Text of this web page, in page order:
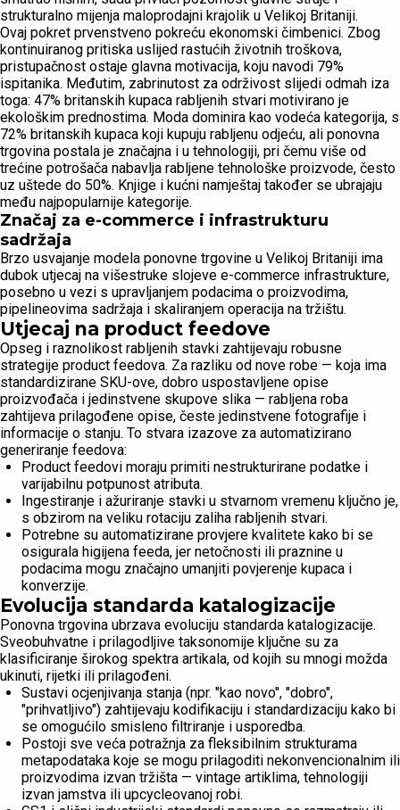
strukturalno mijenja maloprodajni krajolik u Velikoj Britaniji.
Ovaj pokret prvenstveno pokreću ekonomski čimbenici. Zbog
kontinuiranog pritiska uslijed rastućih životnih troškova,
pristupačnost ostaje glavna motivacija, koju navodi 79%
ispitanika. Međutim, zabrinutost za održivost slijedi odmah iza
toga: 47% britanskih kupaca rabljenih stvari motivirano je
ekološkim prednostima. Moda dominira kao vodeća kategorija, s
72% britanskih kupaca koji kupuju rabljenu odjeću, ali ponovna
trgovina postala je značajna i u tehnologiji, pri čemu više od
trećine potrošača nabavlja rabljene tehnološke proizvode, često
uz uštede do 50%. Knjige i kućni namještaj također se ubrajaju
među najpopularnije kategorije.
Značaj za e-commerce i infrastrukturu
sadržaja
Brzo usvajanje modela ponovne trgovine u Velikoj Britaniji ima
dubok utjecaj na višestruke slojeve e-commerce infrastrukture,
posebno u vezi s upravljanjem podacima o proizvodima,
pipelineovima sadržaja i skaliranjem operacija na tržištu.
Utjecaj na product feedove
Opseg i raznolikost rabljenih stavki zahtijevaju robusne
strategije product feedova. Za razliku od nove robe — koja ima
standardizirane SKU-ove, dobro uspostavljene opise
proizvođača i jedinstvene skupove slika — rabljena roba
zahtijeva prilagođene opise, česte jedinstvene fotografije i
informacije o stanju. To stvara izazove za automatizirano
generiranje feedova:
Product feedovi moraju primiti nestrukturirane podatke i
varijabilnu potpunost atributa.
Ingestiranje i ažuriranje stavki u stvarnom vremenu ključno je,
s obzirom na veliku rotaciju zaliha rabljenih stvari.
Potrebne su automatizirane provjere kvalitete kako bi se
osigurala higijena feeda, jer netočnosti ili praznine u
podacima mogu značajno umanjiti povjerenje kupaca i
konverzije.
Evolucija standarda katalogizacije
Ponovna trgovina ubrzava evoluciju standarda katalogizacije.
Sveobuhvatne i prilagodljive taksonomije ključne su za
klasificiranje širokog spektra artikala, od kojih su mnogi možda
ukinuti, rijetki ili prilagođeni.
Sustavi ocjenjivanja stanja (npr. "kao novo", "dobro",
"prihvatljivo") zahtijevaju kodifikaciju i standardizaciju kako bi
se omogućilo smisleno filtriranje i usporedba.
Postoji sve veća potražnja za fleksibilnim strukturama
metapodataka koje se mogu prilagoditi nekonvencionalnim ili
proizvodima izvan tržišta — vintage artiklima, tehnologiji
izvan jamstva ili upcycleovanoj robi.